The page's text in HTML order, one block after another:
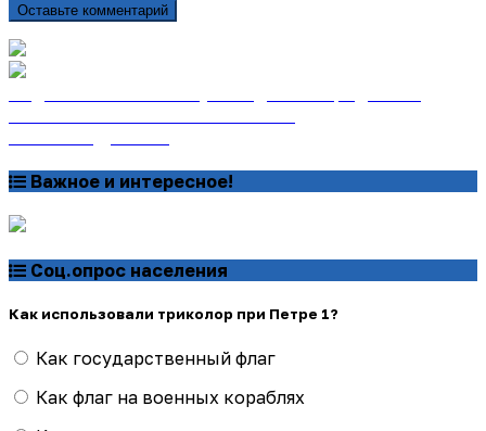
Оставьте комментарий
Важное и интересное!
Соц.опрос населения
Как использовали триколор при Петре 1?
Как государственный флаг
Как флаг на военных кораблях